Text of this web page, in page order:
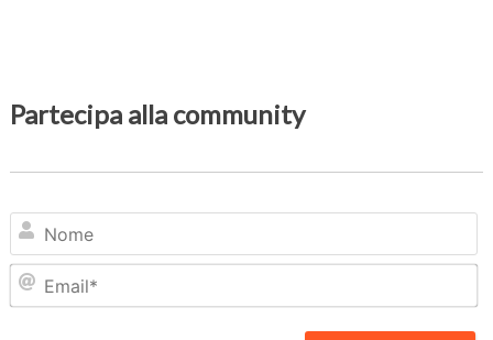
Partecipa alla community